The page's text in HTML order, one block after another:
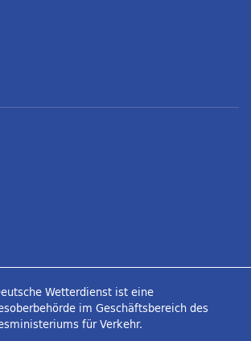
Wetterdienst ist eine
im Geschäftsbereich des
für Verkehr.